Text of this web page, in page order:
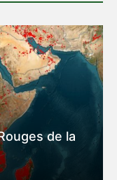
de la